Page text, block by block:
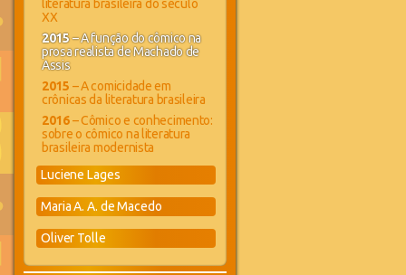
literatura brasileira do século
XX
2015– A função do cômico na
prosa realista de Machado de
Assis
2015 – A comicidade em
crônicas da literatura brasileira
2016– Cômico e conhecimento:
sobre o cômico na literatura
brasileira modernista
Luciene Lages
Maria A. A. de Macedo
Oliver Tolle